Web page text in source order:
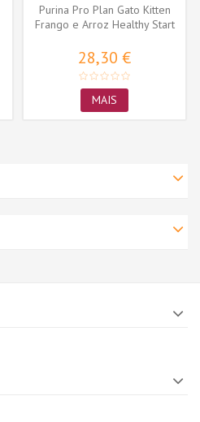
Purina Pro Plan Gato Kitten
Frango e Arroz Healthy Start
28,30 €
MAIS